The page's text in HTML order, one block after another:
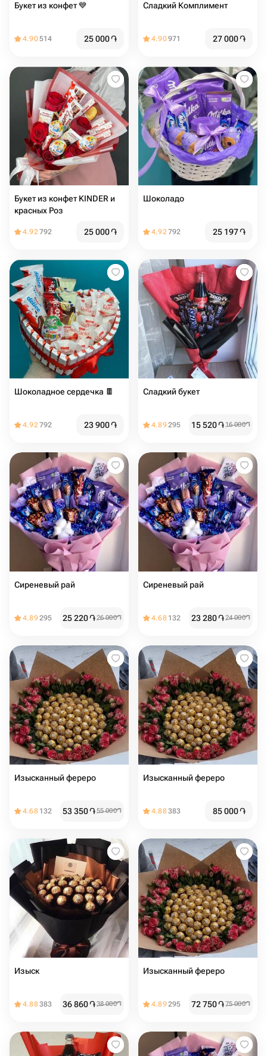
Букет из конфет 💙
4.90514 25 000֏
Сладкий Комплимент
4.90971 27 000֏
Букет из конфет KINDER и
красных Роз
4.92792 25 000֏
Шоколадо
4.92792 25 197֏
Шоколадное сердечка 🍫
4.92792 23 900֏
Сладкий букет
4.89295 15 520֏16 000֏
Сиреневый рай
4.89295 25 220֏26 000֏
Сиреневый рай
4.68 132 23 280֏24 000֏
Изысканный фереро
4.68 132 53 350֏55 000֏
Изысканный фереро
4.88383 85 000֏
Изыск
4.88383 36 860֏38 000֏
Изысканный фереро
4.89295 72 750֏75 000֏